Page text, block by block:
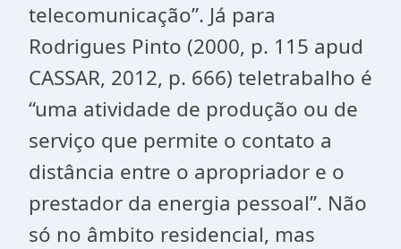
telecomunicação”. Já para
Rodrigues Pinto (2000, p. 115 apud
CASSAR, 2012, p. 666) teletrabalho é
“uma atividade de produção ou de
serviço que permite o contato a
distância entre o apropriador e o
prestador da energia pessoal”. Não
só no âmbito residencial, mas